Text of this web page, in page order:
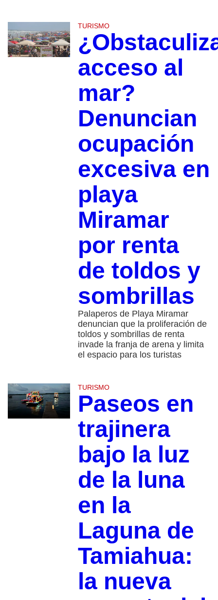
TURISMO
acceso al
mar?
Denuncian
ocupación
excesiva en
playa
Miramar
por renta
de toldos y
sombrillas
Palaperos de Playa Miramar
denuncian que la proliferación de
toldos y sombrillas de renta
invade la franja de arena y limita
el espacio para los turistas
TURISMO
Paseos en
trajinera
bajo la luz
de la luna
en la
Laguna de
Tamiahua:
la nueva